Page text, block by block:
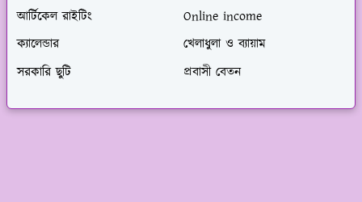
আর্টিকেল রাইটিং
Online income
ক্যালেন্ডার
খেলাধুলা ও ব্যায়াম
সরকারি ছুটি
প্রবাসী বেতন